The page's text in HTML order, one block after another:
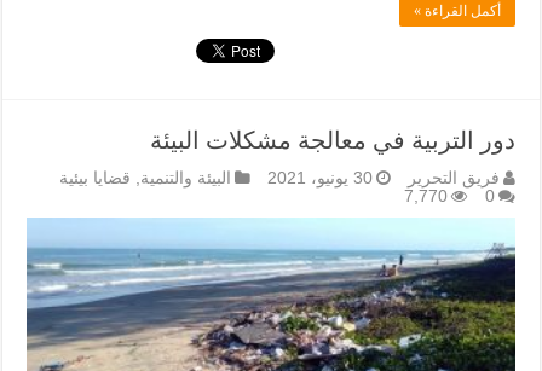
أكمل القراءة »
دور التربية في معالجة مشكلات البيئة
فريق التحرير 30 يونيو، 2021 البيئة والتنمية
قضايا بيئية
0
7,770